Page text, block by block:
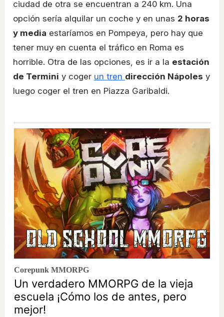
ciudad de otra se encuentran a 240 km. Una
opción sería alquilar un coche y en unas 2 horas
y media estaríamos en Pompeya, pero hay que
tener muy en cuenta el tráfico en Roma es
horrible. Otra de las opciones, es ir a la estación
de Termini y coger un tren dirección Nápoles y
luego coger el tren en Piazza Garibaldi.
Corepunk MMORPG
Un verdadero MMORPG de la vieja
escuela ¡Cómo los de antes, pero
mejor!